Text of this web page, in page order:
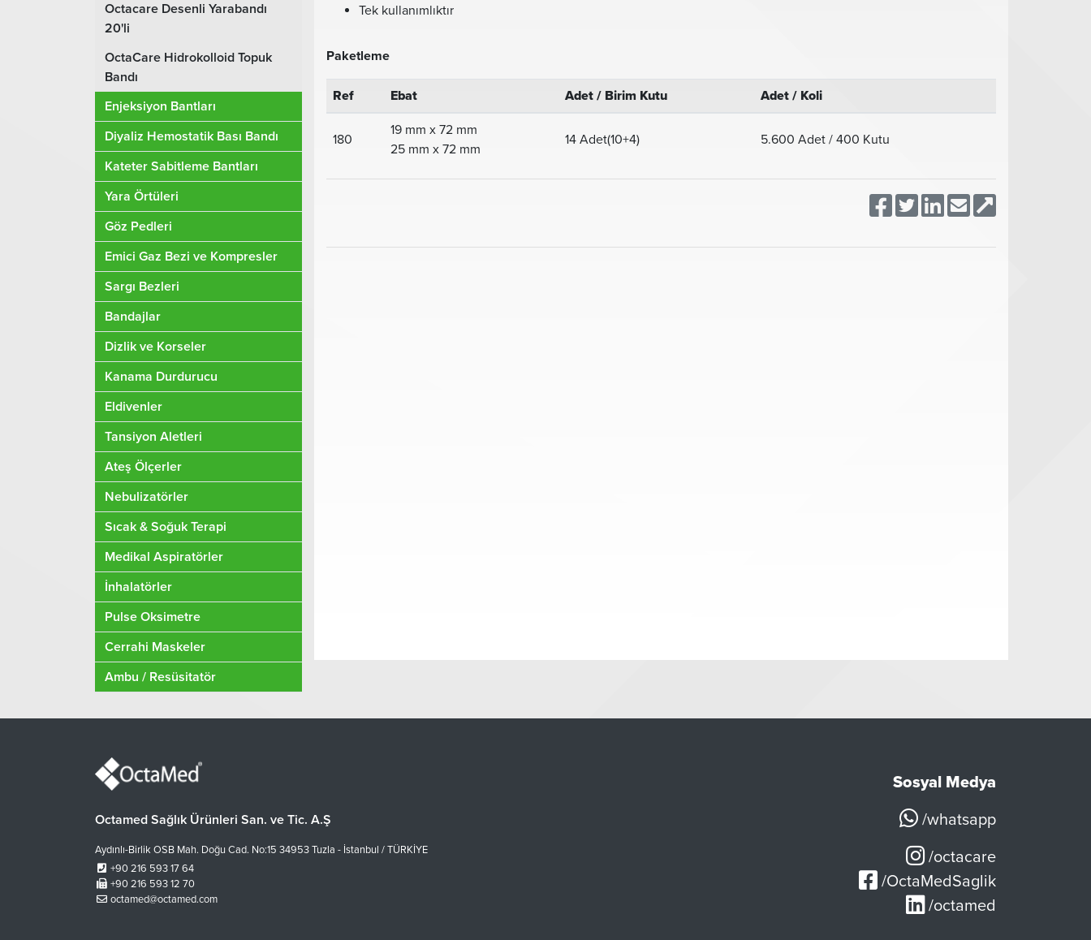
Tek kullanımlıktır
Paketleme
Ref Ebat Adet / Birim Kutu Adet / Koli
180
19 mm x 72 mm
25 mm x 72 mm
14 Adet(10+4) 5.600 Adet / 400 Kutu
Octacare Desenli Yarabandı
20'li
OctaCare Hidrokolloid Topuk
Bandı
Enjeksiyon Bantları
Diyaliz Hemostatik Bası Bandı
Kateter Sabitleme Bantları
Yara Örtüleri
Göz Pedleri
Emici Gaz Bezi ve Kompresler
Sargı Bezleri
Bandajlar
Dizlik ve Korseler
Kanama Durdurucu
Eldivenler
Tansiyon Aletleri
Ateş Ölçerler
Nebulizatörler
Sıcak & Soğuk Terapi
Medikal Aspiratörler
İnhalatörler
Pulse Oksimetre
Cerrahi Maskeler
Ambu / Resüsitatör
Octamed Sağlık Ürünleri San. ve Tic. A.Ş
Aydınlı-Birlik OSB Mah. Doğu Cad. No:15 34953 Tuzla - İstanbul / TÜRKİYE
+90 216 593 17 64
+90 216 593 12 70
octamed@octamed.com
Sosyal Medya
/whatsapp
/octacare
/OctaMedSaglik
/octamed